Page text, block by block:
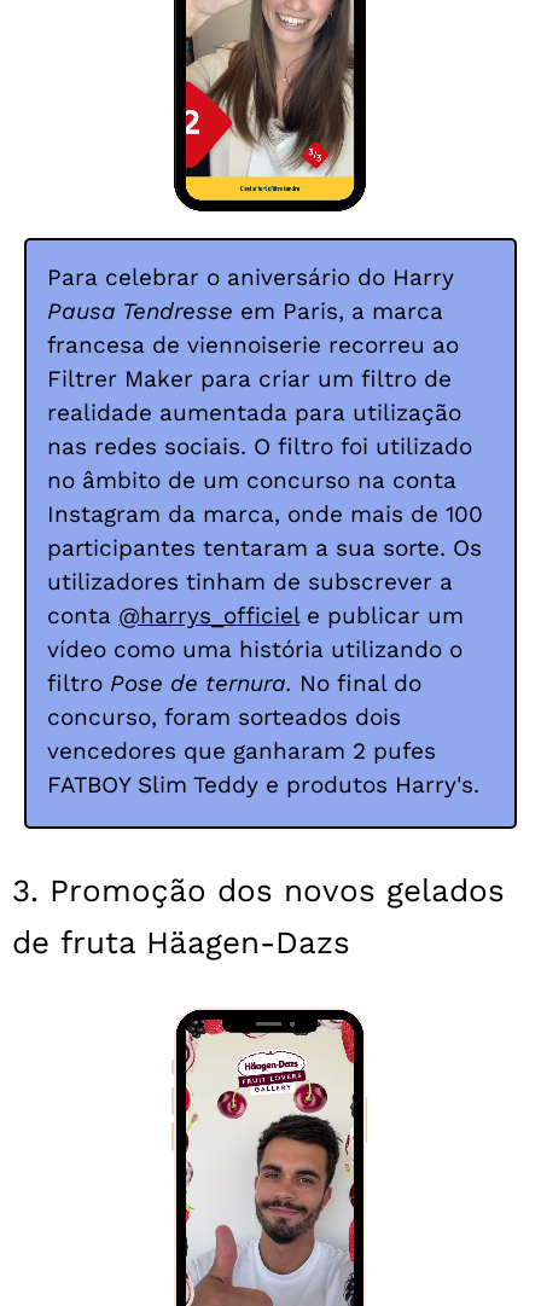
Para celebrar o aniversário do Harry
Pausa Tendresse em Paris, a marca
francesa de viennoiserie recorreu ao
Filtrer Maker para criar um filtro de
realidade aumentada para utilização
nas redes sociais. O filtro foi utilizado
no âmbito de um concurso na conta
Instagram da marca, onde mais de 100
participantes tentaram a sua sorte. Os
utilizadores tinham de subscrever a
conta @harrys_officiele publicar um
vídeo como uma história utilizando o
filtro Pose de ternura. No final do
concurso, foram sorteados dois
vencedores que ganharam 2 pufes
FATBOY Slim Teddy e produtos Harry's.
3. Promoção dos novos gelados
de fruta Häagen-Dazs